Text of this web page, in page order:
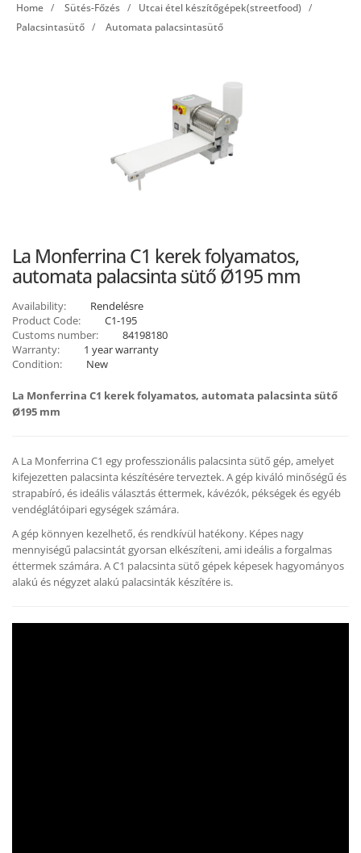
Home Sütés-Főzés
Utcai étel készítőgépek(streetfood)
Palacsintasütő
Automata palacsintasütő
La Monferrina C1 kerek folyamatos,
automata palacsinta sütő Ø195 mm
Availability:
Rendelésre
Product Code:
C1-195
Customs number:
84198180
Warranty:
1 year warranty
Condition:
New
La Monferrina C1 kerek folyamatos, automata palacsinta sütő
Ø195 mm
A La Monferrina C1 egy professzionális palacsinta sütő gép, amelyet
kifejezetten palacsinta készítésére terveztek. A gép kiváló minőségű és
strapabíró, és ideális választás éttermek, kávézók, pékségek és egyéb
vendéglátóipari egységek számára.
A gép könnyen kezelhető, és rendkívül hatékony. Képes nagy
mennyiségű palacsintát gyorsan elkészíteni, ami ideális a forgalmas
éttermek számára. A C1 palacsinta sütő gépek képesek hagyományos
alakú és négyzet alakú palacsinták készítére is.